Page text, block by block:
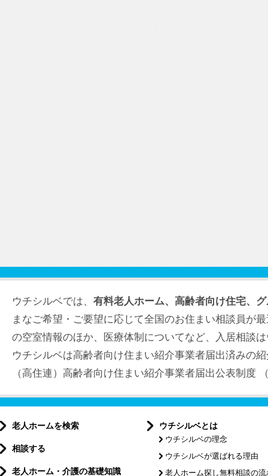
ウチシルベでは、 有料老人ホーム、高齢者向け住宅、
まなご希望・ご要望に応じて全国のお住まい相談員が
の空室情報のほか、医療体制についてなど、入居相談
ウチシルベは高齢者向け住まい紹介事業者届出済みの
（高住連）高齢者向け住まい紹介事業者届出公表制度
老人ホームを検索
相談する
老人ホーム・介護の基礎知識
ウチシルベとは
ウチシルベの理念
ウチシルベが選ばれる理由
老人ホーム探し無料相談の流